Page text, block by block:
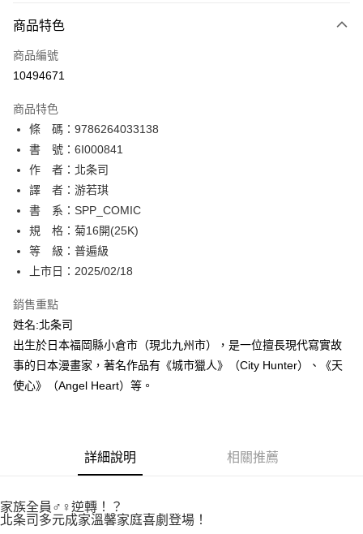
信用卡一次付款
超商取貨付款
相關說明
【關於「AFTEE先享後付」】
AFTEE先享後付是「在收到商品之後才付款」的支付方式。 讓您購物簡單
便利好安心！
１．簡單：不需註冊會員、不需綁卡、不需儲值。
２．便利：只要手機號碼，簡訊認證，即可結帳。
３．安心：先確認商品／服務後，再付款。
【「AFTEE先享後付」結帳流程】
１．於結帳方式選擇「AFTEE先享後付」後，將跳轉至「AFTEE先享後付」
結帳頁面，進行簡訊認證並確認金額後，即可完成結帳。
２．訂單成立數日內，您將收到繳費通知簡訊。
ATM／網路銀行／等多元方式進行付款，方視為交易完成。
※ 請注意：結帳手續完成當下不需立刻繳費，但若您需要取消訂單，請聯絡
購買商品的店家。未經商家同意取消之訂單仍視為有效，需透過AFTEE先享
後付繳納相關費用。
※ 交易是否成功請以「AFTEE先享後付 」之結帳頁面顯示為準，若有關於
是否繳費成功／繳費後需取消欲退款等相關疑問，請聯繫「AFTEE先享後付
易，需依本服務之必要範圍內提供個人資料，並將交易相關給付款項請求債
https://aftee.tw/terms/#terms3
３．未成年的使用者請事先徵得法定代理人或監護人之同意方可使用
「AFTEE先享後付」，若未經同意申辦者引起之損失，本公司不負相關責
ATM付款
運送方式
全家取貨付款
每筆NT$80，滿NT$500(含以上)免運費
付款後全家取貨
每筆NT$80，滿NT$500(含以上)免運費
付款後萊爾富取貨
每筆NT$80，滿NT$500(含以上)免運費
付款後7-11取貨
宅配
商品特色
商品編號
10494671
商品特色
條 碼：9786264033138
書 號：6I000841
作 者：北条司
譯 者：游若琪
書 系：SPP_COMIC
規 格：菊16開(25K)
等 級：普遍級
上市日：2025/02/18
銷售重點
姓名:北条司
出生於日本福岡縣小倉市（現北九州市），是一位擅長現代寫實故
事的日本漫畫家，著名作品有《城市獵人》（City Hunter）、《天
使心》（Angel Heart）等。
詳細說明 相關推薦
家族全員♂♀逆轉！？
北条司多元成家溫馨家庭喜劇登場！